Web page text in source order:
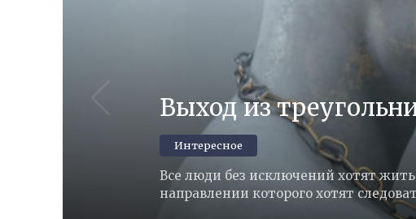
Выход из
Интересное
Все люди без исключений хотят
направлении которого хотят